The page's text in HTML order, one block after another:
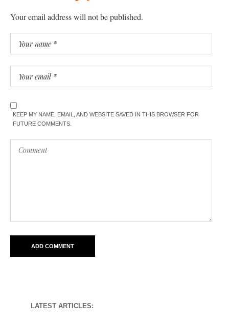
Your email address will not be published.
KEEP MY NAME, EMAIL, AND WEBSITE SAVED IN THIS BROWSER FOR
FUTURE COMMENTS.
LATEST ARTICLES: